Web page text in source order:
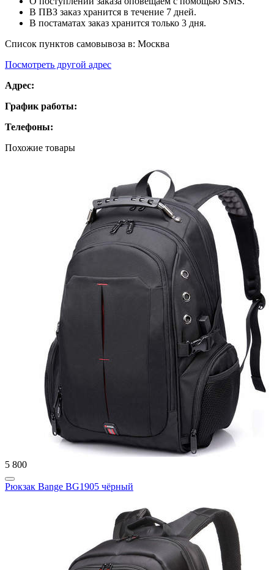
В ПВЗ заказ хранится в течение 7 дней.
В постаматах заказ хранится только 3 дня.
Список пунктов самовывоза в: Москва
Посмотреть другой адрес
Адрес:
График работы:
Телефоны:
Похожие товары
5 800
Рюкзак Bange BG1905 чёрный